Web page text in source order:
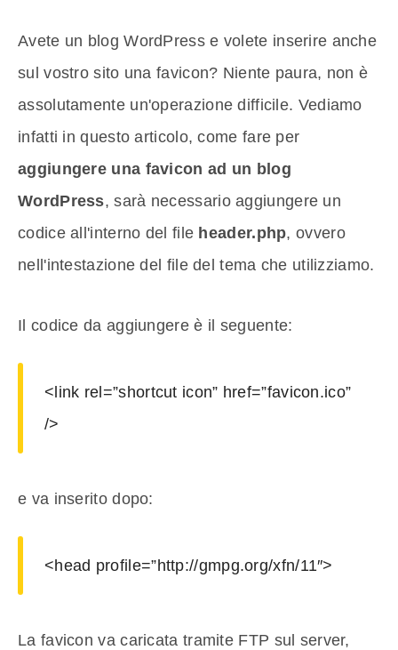
Avete un blog WordPress e volete inserire anche
sul vostro sito una favicon? Niente paura, non è
assolutamente un'operazione difficile. Vediamo
infatti in questo articolo, come fare per
aggiungere una favicon ad un blog
WordPress, sarà necessario aggiungere un
codice all'interno del file header.php, ovvero
nell'intestazione del file del tema che utilizziamo.
Il codice da aggiungere è il seguente:
<link rel=”shortcut icon” href=”favicon.ico”
/>
e va inserito dopo:
<head profile=”http://gmpg.org/xfn/11″>
La favicon va caricata tramite FTP sul server,